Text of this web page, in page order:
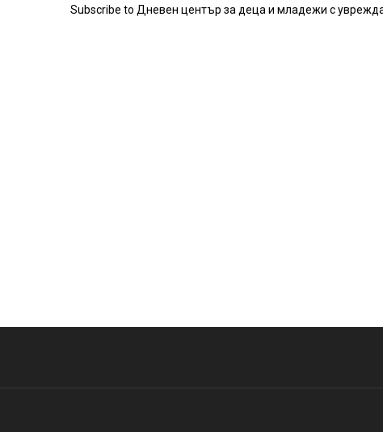
Subscribe to Дневен център за деца и младежи с